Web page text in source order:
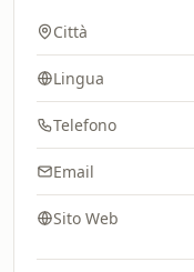
Città
Lingua
Telefono
Email
Sito Web